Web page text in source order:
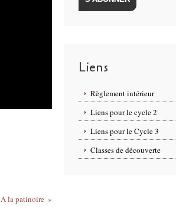
A la patinoire
Liens
Règlement intérieur
Liens pour le cycle 2
Liens pour le Cycle 3
Classes de découverte